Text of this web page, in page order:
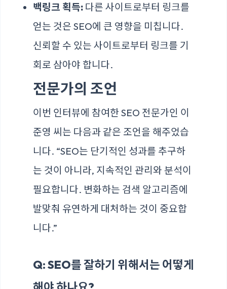
백링크 획득: 다른 사이트로부터 링크를
얻는 것은 SEO에 큰 영향을 미칩니다.
신뢰할 수 있는 사이트로부터 링크를 기
회로 삼아야 합니다.
전문가의 조언
이번 인터뷰에 참여한 SEO 전문가인 이
준영 씨는 다음과 같은 조언을 해주었습
니다. “SEO는 단기적인 성과를 추구하
는 것이 아니라, 지속적인 관리와 분석이
필요합니다. 변화하는 검색 알고리즘에
발맞춰 유연하게 대처하는 것이 중요합
니다.”
Q: SEO를 잘하기 위해서는 어떻게